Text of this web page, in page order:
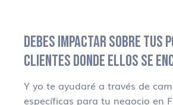
DEBES IMPACTAR SOBRE TUS
CLIENTES DONDE ELLOS SE
Y yo te ayudaré a través de
específicas para tu negocio en